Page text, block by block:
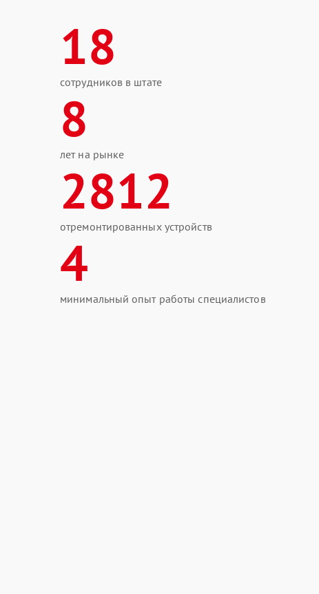
18
сотрудников в штате
8
лет на рынке
2812
отремонтированных устройств
4
минимальный опыт работы специалистов